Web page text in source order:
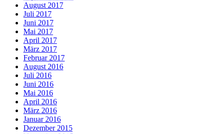
August 2017
Juli 2017
Juni 2017
Mai 2017
April 2017
März 2017
Februar 2017
August 2016
Juli 2016
Juni 2016
Mai 2016
April 2016
März 2016
Januar 2016
Dezember 2015